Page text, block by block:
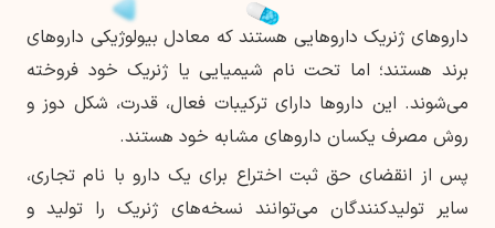
داروهای ژنریک داروهایی هستند که معادل بیولوژیکی داروهای
برند هستند؛ اما تحت نام شیمیایی یا ژنریک خود فروخته
می‌شوند. این داروها دارای ترکیبات فعال، قدرت، شکل دوز و
روش مصرف یکسان داروهای مشابه خود هستند.
پس از انقضای حق ثبت اختراع برای یک دارو با نام تجاری،
سایر تولیدکنندگان می‌توانند نسخه‌های ژنریک را تولید و